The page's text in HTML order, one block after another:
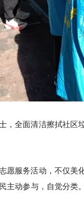
，全面清洁擦拭社
愿服务活动，不仅
主动参与，自觉分